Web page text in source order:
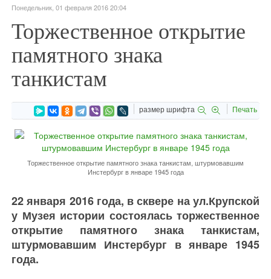
Понедельник, 01 февраля 2016 20:04
Торжественное открытие
памятного знака
танкистам
размер шрифта Печать
Торжественное открытие памятного знака танкистам, штурмовавшим
Инстербург в январе 1945 года
22 января 2016 года, в сквере на ул.Крупской
у Музея истории состоялась торжественное
открытие памятного знака танкистам,
штурмовавшим Инстербург в январе 1945
года.